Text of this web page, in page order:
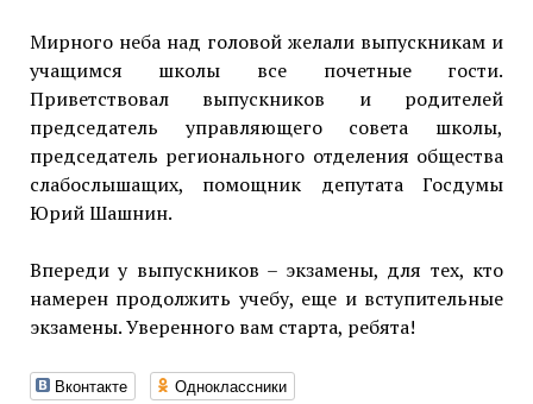
Мирного неба над головой желали выпускникам и
учащимся школы все почетные гости.
Приветствовал выпускников и родителей
председатель управляющего совета школы,
председатель регионального отделения общества
слабослышащих, помощник депутата Госдумы
Юрий Шашнин.
Впереди у выпускников – экзамены, для тех, кто
намерен продолжить учебу, еще и вступительные
экзамены. Уверенного вам старта, ребята!
Вконтакте Одноклассники